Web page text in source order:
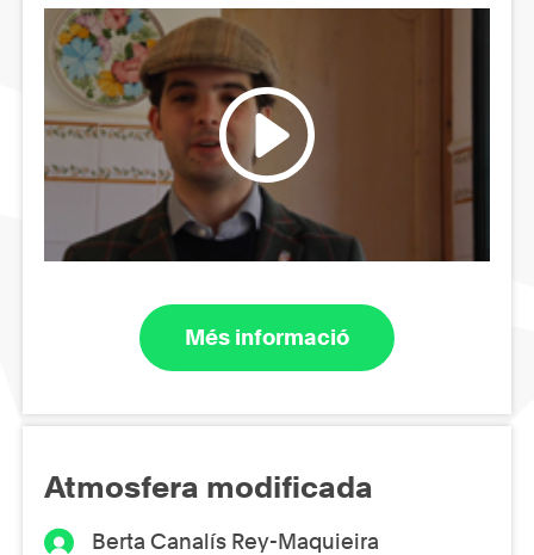
Més informació
Atmosfera modificada
Berta Canalís Rey-Maquieira